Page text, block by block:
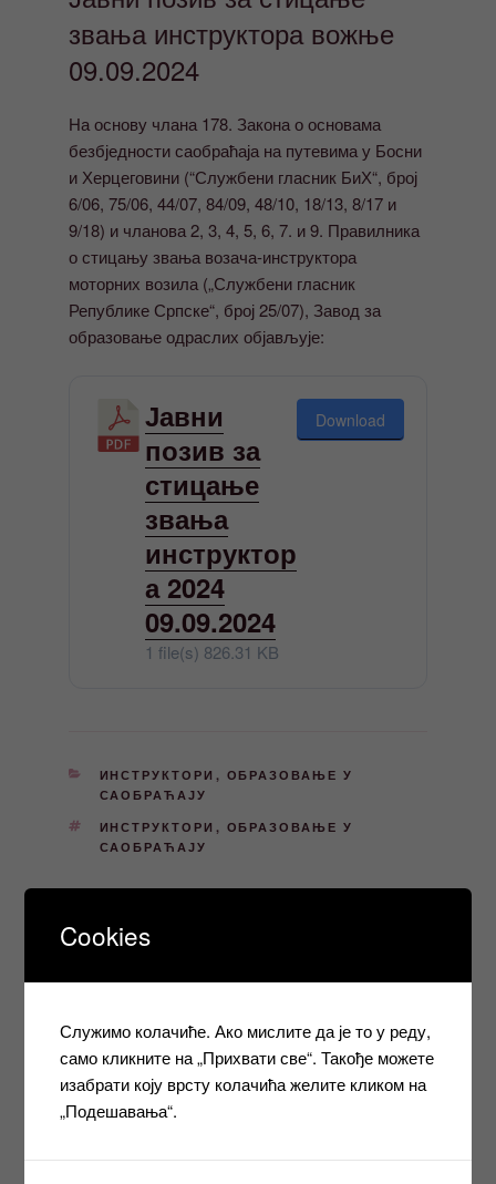
звања инструктора вожње
09.09.2024
На основу члана 178. Закона о основама
безбједности саобраћаја на путевима у Босни
и Херцеговини (“Службени гласник БиХ“, број
6/06, 75/06, 44/07, 84/09, 48/10, 18/13, 8/17 и
9/18) и чланова 2, 3, 4, 5, 6, 7. и 9. Правилника
о стицању звања возача-инструктора
моторних возила („Службени гласник
Републике Српске“, број 25/07), Завод за
образовање одраслих објављује:
Јавни
позив за
стицање
звања
инструктор
а 2024
09.09.2024
1 file(s) 826.31 KB
Download
КАТЕГОРИЈЕ
ИНСТРУКТОРИ , ОБРАЗОВАЊЕ У
САОБРАЋАЈУ
ОЗНАКЕ
ИНСТРУКТОРИ , ОБРАЗОВАЊЕ У
САОБРАЋАЈУ
Кретање
чланка
испити 2. јавни позив 2024
Следећи
чланак
СЛЕДЕЋЕ
Јавни позив за лиценцирање 09.09.2024
Cookies
Служимо колачиће. Ако мислите да је то у реду,
само кликните на „Прихвати све“. Такође можете
изабрати коју врсту колачића желите кликом на
„Подешавања“.